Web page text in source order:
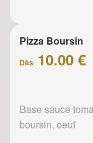
Pizza Boursin
Dès 10.00 €
Base sauce
boursin, oeuf